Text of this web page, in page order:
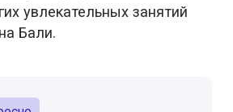
увлекательных занятий
Бали.